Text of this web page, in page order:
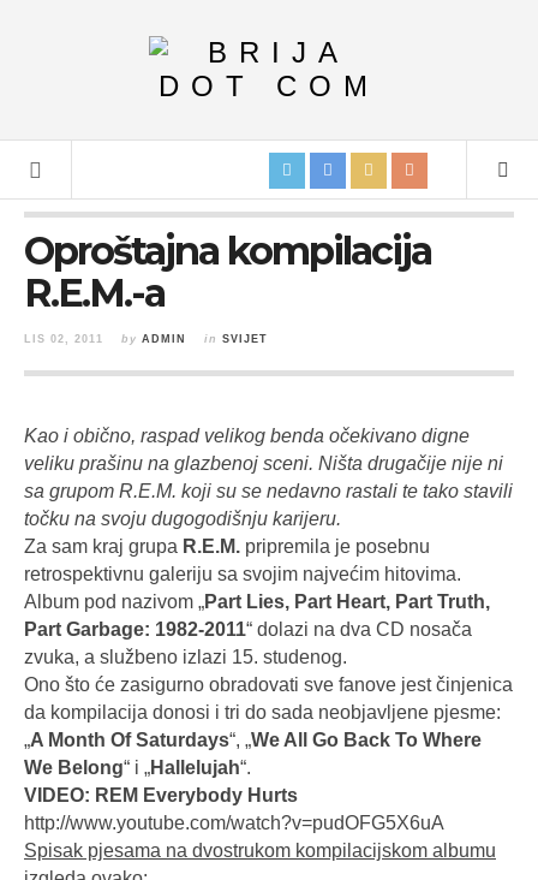
Oproštajna kompilacija
R.E.M.-a
LIS 02, 2011 by ADMIN in SVIJET
Kao i obično, raspad velikog benda očekivano digne
veliku prašinu na glazbenoj sceni. Ništa drugačije nije ni
sa grupom R.E.M. koji su se nedavno rastali te tako stavili
točku na svoju dugogodišnju karijeru.
Za sam kraj grupa R.E.M. pripremila je posebnu
retrospektivnu galeriju sa svojim najvećim hitovima.
Album pod nazivom „Part Lies, Part Heart, Part Truth,
Part Garbage: 1982-2011“ dolazi na dva CD nosača
zvuka, a službeno izlazi 15. studenog.
Ono što će zasigurno obradovati sve fanove jest činjenica
da kompilacija donosi i tri do sada neobjavljene pjesme:
„A Month Of Saturdays“, „We All Go Back To Where
We Belong“ i „Hallelujah“.
VIDEO: REM Everybody Hurts
http://www.youtube.com/watch?v=pudOFG5X6uA
Spisak pjesama na dvostrukom kompilacijskom albumu